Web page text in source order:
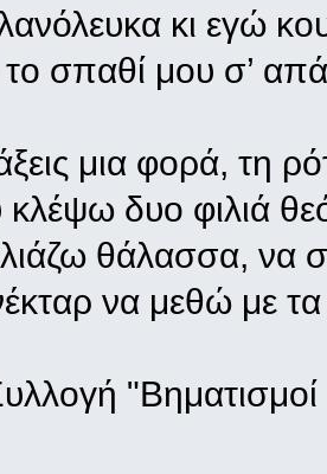
κι εγώ
σπαθί μου σ’
μια φορά, τη
δυο φιλιά
θάλασσα, να
να μεθώ με